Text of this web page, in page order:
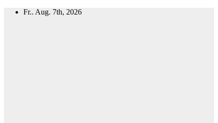
Zum
Fr.. Aug. 7th, 2026